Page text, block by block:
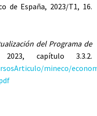
de España, 2023/T1, 16.
del Programa de
capítulo 3.3.2.
mineco/